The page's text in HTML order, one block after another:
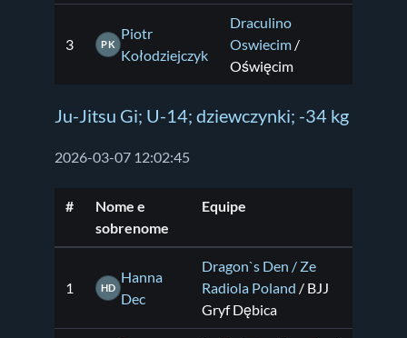
3 PK
Piotr
Kołodziejczyk
Draculino
Oswiecim /
Oświęcim
Ju-Jitsu Gi; U-14; dziewczynki; -34 kg
2026-03-07 12:02:45
#
Nome e
sobrenome
Equipe
1 HD
Hanna
Dec
Dragon`s Den / Ze
Radiola Poland / BJJ
Gryf Dębica